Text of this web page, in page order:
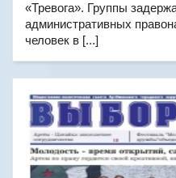
«Тревога». Группы
административных
человек в [...]